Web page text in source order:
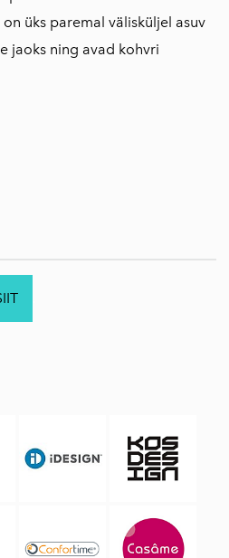
üks paremal välisküljel asuv
jaoks ning avad kohvri